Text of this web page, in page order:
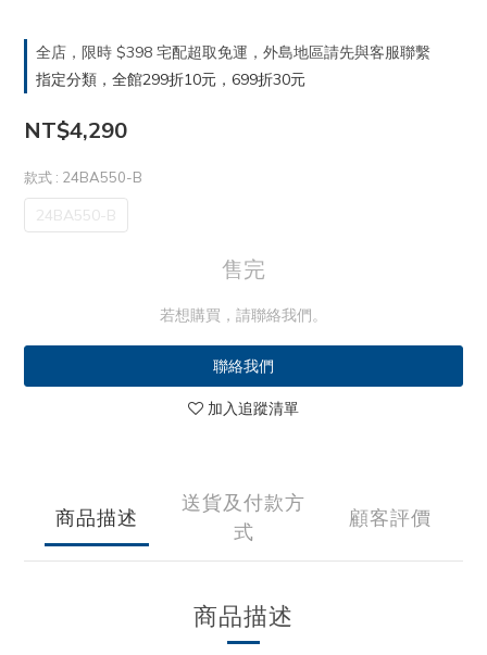
全店，限時 $398 宅配超取免運，外島地區請先與客服聯繫
指定分類，全館299折10元，699折30元
NT$4,290
款式 : 24BA550-B
24BA550-B
售完
若想購買，請聯絡我們。
聯絡我們
加入追蹤清單
商品描述
送貨及付款方
式
顧客評價
商品描述